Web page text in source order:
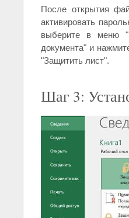
После открытия
активировать
выберите в меню
документа" и
"Защитить лист".
Шаг 3: